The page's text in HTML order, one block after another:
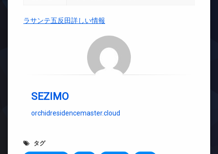
ラサンテ五反田詳しい情報
SEZIMO
orchidresidencemaster.cloud
タグ